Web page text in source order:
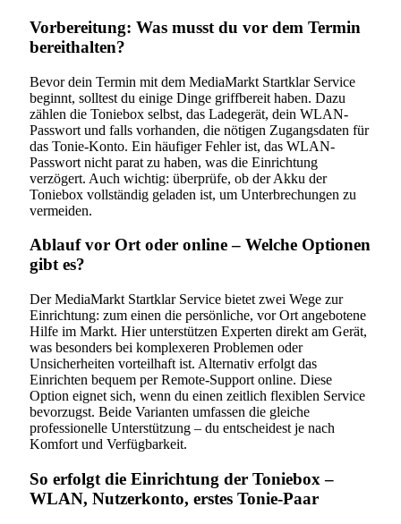
Vorbereitung: Was musst du vor dem Termin
bereithalten?
Bevor dein Termin mit dem MediaMarkt Startklar Service
beginnt, solltest du einige Dinge griffbereit haben. Dazu
zählen die Toniebox selbst, das Ladegerät, dein WLAN-
Passwort und falls vorhanden, die nötigen Zugangsdaten für
das Tonie-Konto. Ein häufiger Fehler ist, das WLAN-
Passwort nicht parat zu haben, was die Einrichtung
verzögert. Auch wichtig: überprüfe, ob der Akku der
Toniebox vollständig geladen ist, um Unterbrechungen zu
vermeiden.
Ablauf vor Ort oder online – Welche Optionen
gibt es?
Der MediaMarkt Startklar Service bietet zwei Wege zur
Einrichtung: zum einen die persönliche, vor Ort angebotene
Hilfe im Markt. Hier unterstützen Experten direkt am Gerät,
was besonders bei komplexeren Problemen oder
Unsicherheiten vorteilhaft ist. Alternativ erfolgt das
Einrichten bequem per Remote-Support online. Diese
Option eignet sich, wenn du einen zeitlich flexiblen Service
bevorzugst. Beide Varianten umfassen die gleiche
professionelle Unterstützung – du entscheidest je nach
Komfort und Verfügbarkeit.
So erfolgt die Einrichtung der Toniebox –
WLAN, Nutzerkonto, erstes Tonie-Paar